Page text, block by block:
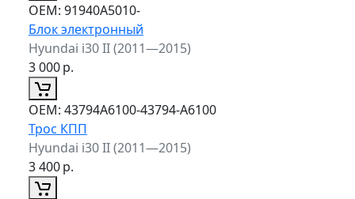
ОЕМ: 91940A5010-
Блок электронный
Hyundai i30 II (2011—2015)
3 000р.
ОЕМ: 43794A6100-43794-A6100
Трос КПП
Hyundai i30 II (2011—2015)
3 400р.